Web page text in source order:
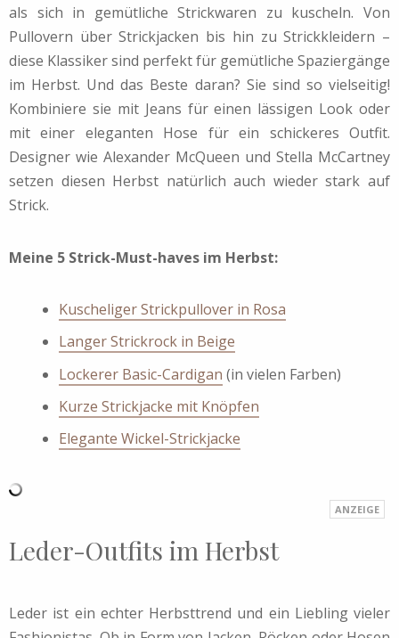
als sich in gemütliche Strickwaren zu kuscheln. Von
Pullovern über Strickjacken bis hin zu Strickkleidern –
diese Klassiker sind perfekt für gemütliche Spaziergänge
im Herbst. Und das Beste daran? Sie sind so vielseitig!
Kombiniere sie mit Jeans für einen lässigen Look oder
mit einer eleganten Hose für ein schickeres Outfit.
Designer wie Alexander McQueen und Stella McCartney
setzen diesen Herbst natürlich auch wieder stark auf
Strick.
Meine 5 Strick-Must-haves im Herbst:
Kuscheliger Strickpullover in Rosa
Langer Strickrock in Beige
Lockerer Basic-Cardigan (in vielen Farben)
Kurze Strickjacke mit Knöpfen
Elegante Wickel-Strickjacke
Leder-Outfits im Herbst
Leder ist ein echter Herbsttrend und ein Liebling vieler